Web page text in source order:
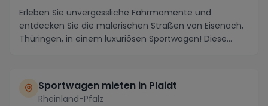
Erleben Sie unvergessliche Fahrmomente und
entdecken Sie die malerischen Straßen von Eisenach,
Thüringen, in einem luxuriösen Sportwagen! Diese
Sportwagen mieten in Plaidt
Rheinland-Pfalz